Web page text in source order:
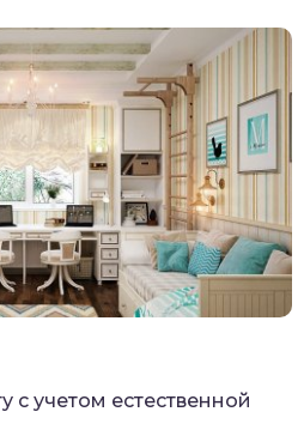
с учетом естественной